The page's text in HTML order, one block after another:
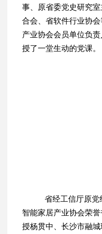
事、原省委党史研究
合会、省软件行业协
产业协会会员单位负
授了一堂生动的党课。
省经工信厅原党
智能家居产业协会荣
授杨贯中、长沙市融